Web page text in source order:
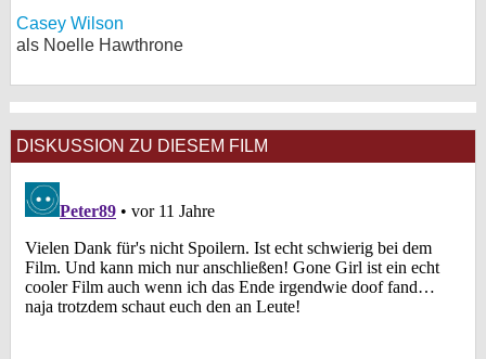
Casey Wilson
als Noelle Hawthrone
DISKUSSION ZU DIESEM FILM